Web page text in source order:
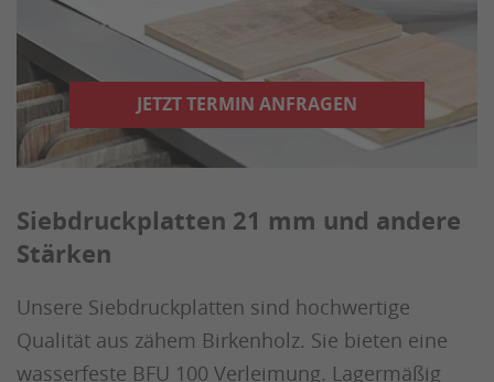
JETZT TERMIN ANFRAGEN
Siebdruckplatten 21 mm und andere
Stärken
Unsere Siebdruckplatten sind hochwertige
Qualität aus zähem Birkenholz. Sie bieten eine
wasserfeste BFU 100 Verleimung. Lagermäßig